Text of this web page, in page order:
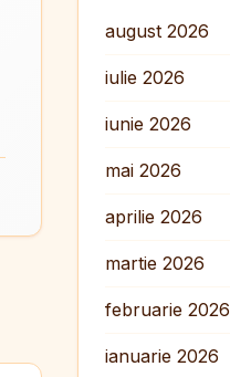
august 2026
iulie 2026
iunie 2026
mai 2026
aprilie 2026
martie 2026
februarie 2026
ianuarie 2026